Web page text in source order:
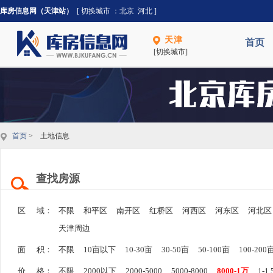
库房信息网（天津站） [ 切换城市 ： 北京 河北 ]
天津
[切换城市]
首页
首页 > 土地信息
查找房源
区 域： 不限 和平区 南开区 红桥区 河西区 河东区
河北区
天津周边
面 积： 不限 10亩以下 10-30亩 30-50亩 50-100亩 100-200
价 格： 不限 2000以下 2000-5000 5000-8000 8000-1万 1-